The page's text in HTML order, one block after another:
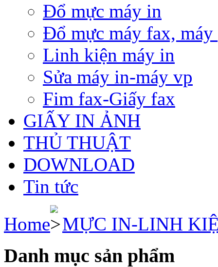
Đổ mực máy in
Đổ mực máy fax, máy
Linh kiện máy in
Sửa máy in-máy vp
Fim fax-Giấy fax
GIẤY IN ẢNH
THỦ THUẬT
DOWNLOAD
Tin tức
Home
MỰC IN-LINH
Danh mục sản phẩm